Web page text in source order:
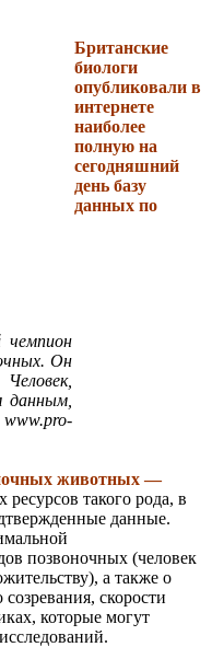
чемпион
Он
данным,
Британские
биологи
опубликовали в
интернете
наиболее
полную на
сегодняшний
день базу
данных по
животных —
такого рода, в
данные.
позвоночных (человек
а также о
скорости
которые могут